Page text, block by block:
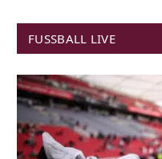
FUSSBALL LIVE